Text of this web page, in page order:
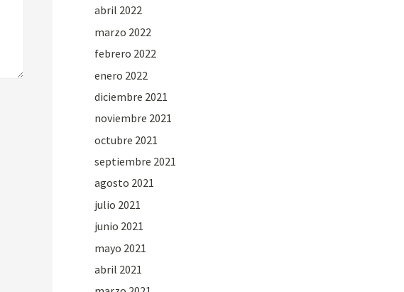
abril 2022
marzo 2022
febrero 2022
enero 2022
diciembre 2021
noviembre 2021
octubre 2021
septiembre 2021
agosto 2021
julio 2021
junio 2021
mayo 2021
abril 2021